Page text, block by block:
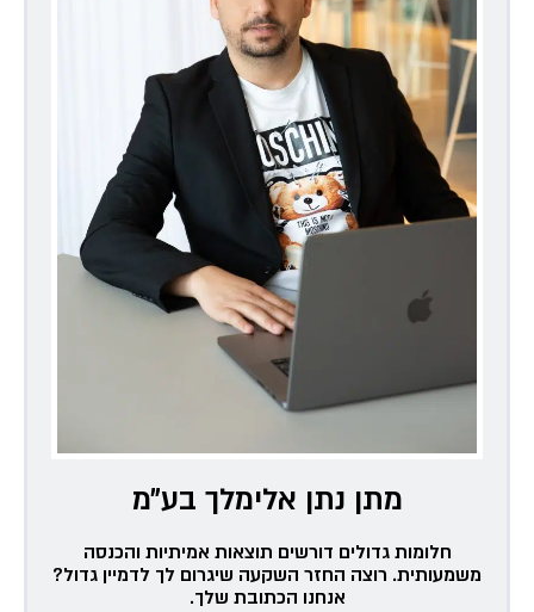
מתן נתן אלימלך בע״מ
חלומות גדולים דורשים תוצאות אמיתיות והכנסה
משמעותית. רוצה החזר השקעה שיגרום לך לדמיין גדול?
אנחנו הכתובת שלך.